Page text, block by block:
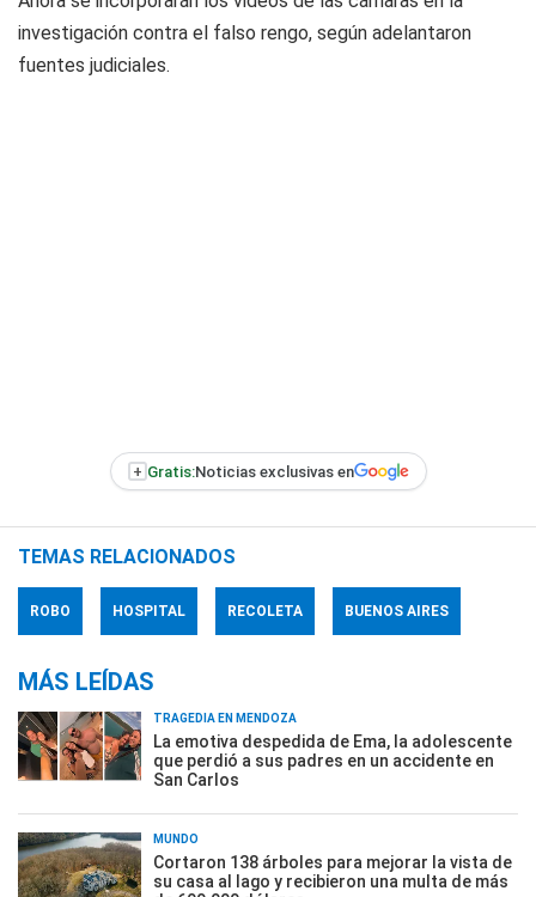
investigación contra el falso rengo, según adelantaron
fuentes judiciales.
+ Gratis:Noticias exclusivas en
TEMAS RELACIONADOS
ROBO HOSPITAL RECOLETA BUENOS AIRES
MÁS LEÍDAS
TRAGEDIA EN MENDOZA
La emotiva despedida de Ema, la adolescente
que perdió a sus padres en un accidente en
San Carlos
MUNDO
Cortaron 138 árboles para mejorar la vista de
su casa al lago y recibieron una multa de más